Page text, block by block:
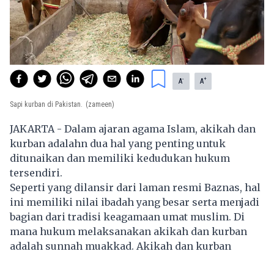
A- A+
Sapi kurban di Pakistan. (zameen)
JAKARTA - Dalam ajaran agama Islam, akikah dan
kurban adalahn dua hal yang penting untuk
ditunaikan dan memiliki kedudukan hukum
tersendiri.
Seperti yang dilansir dari laman resmi Baznas, hal
ini memiliki nilai ibadah yang besar serta menjadi
bagian dari tradisi keagamaan umat muslim. Di
mana hukum melaksanakan akikah dan kurban
adalah sunnah muakkad. Akikah dan kurban